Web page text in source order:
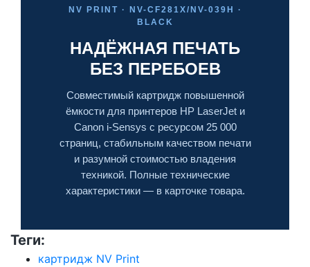
NV PRINT · NV-CF281X/NV-039H ·
BLACK
НАДЁЖНАЯ ПЕЧАТЬ
БЕЗ ПЕРЕБОЕВ
Совместимый картридж повышенной
ёмкости для принтеров HP LaserJet и
Canon i-Sensys с ресурсом 25 000
страниц, стабильным качеством печати
и разумной стоимостью владения
техникой. Полные технические
характеристики — в карточке товара.
Теги:
картридж NV Print